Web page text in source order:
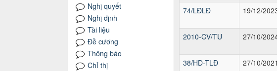
74/LĐLĐ
19/12/
2010-CV/TU
27/10/
38/HD-TLĐ
27/10/2021
Nghị quyết
Nghị định
Tài liệu
Đề cương
Thông báo
Chỉ thị